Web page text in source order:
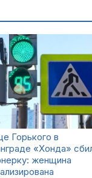
Горького в
«Хонда»
женщина